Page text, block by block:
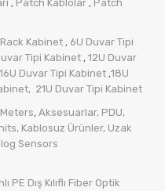
, Patch Kablolar , Patch
Kabinet , 6U Duvar Tipi
Tipi Kabinet , 12U Duvar
16U Duvar Tipi Kabinet ,18U
21U Duvar Tipi Kabinet
, Aksesuarlar, PDU,
, Kablosuz Ürünler, Uzak
Sensors
PE Dış Kılıflı Fiber Optik